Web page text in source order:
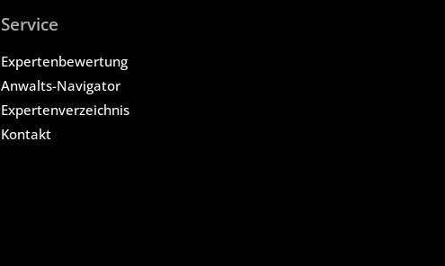
Service
Expertenbewertung
Anwalts-Navigator
Expertenverzeichnis
Kontakt